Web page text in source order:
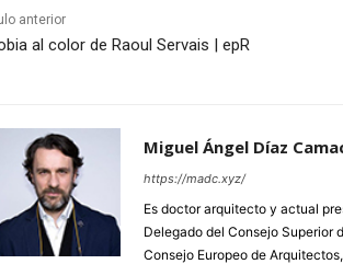
anterior
al color de Raoul Servais | epR
Miguel Ángel Díaz
https://madc.xyz/
Es doctor arquitecto y actual
Delegado del Consejo Superior
Consejo Europeo de